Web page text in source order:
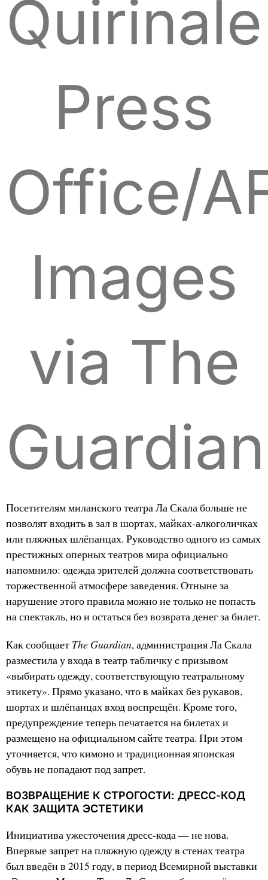
Quirinale
Press
Office/
Images
via The
Guardian
Посетителям миланского театра Ла Скала больше не
позволят входить в зал в шортах, майках-алкоголичках
или пляжных шлёпанцах. Руководство одного из самых
престижных оперных театров мира официально
напомнило: одежда зрителей должна соответствовать
торжественной атмосфере заведения. Отныне за
нарушение этого правила можно не только не попасть
на спектакль, но и остаться без возврата денег за билет.
Как сообщает The Guardian, администрация Ла Скала
разместила у входа в театр табличку с призывом
«выбирать одежду, соответствующую театральному
этикету». Прямо указано, что в майках без рукавов,
шортах и шлёпанцах вход воспрещён. Кроме того,
предупреждение теперь печатается на билетах и
размещено на официальном сайте театра. При этом
уточняется, что кимоно и традиционная японская
обувь не попадают под запрет.
ВОЗВРАЩЕНИЕ К СТРОГОСТИ: ДРЕСС-КОД
КАК ЗАЩИТА ЭСТЕТИКИ
Инициатива ужесточения дресс-кода — не нова.
Впервые запрет на пляжную одежду в стенах театра
был введён в 2015 году, в период Всемирной выставки